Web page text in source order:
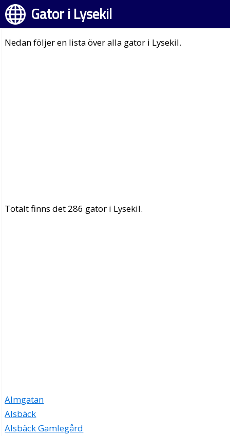
Gator i Lysekil
Nedan följer en lista över alla gator i Lysekil.
Totalt finns det 286 gator i Lysekil.
Almgatan
Alsbäck
Alsbäck Gamlegård